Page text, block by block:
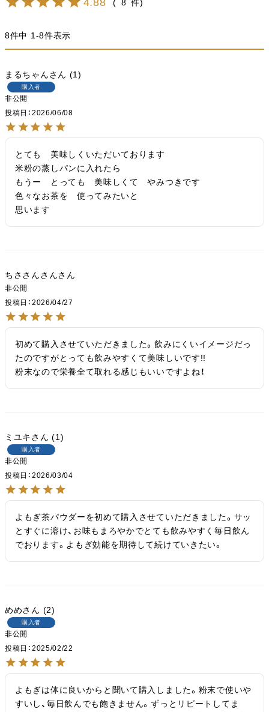
8
8件中 1-8件表示
まるちゃん 1
購入者
非公開
投稿日
2026/06/08
とても　美味しくいただいております
米粉の蒸しパンに入れたら
もうー　とっても　美味しくて　やみつきです
色々なお茶を　使ってみたいと
ちささんさん
非公開
投稿日
2026/04/27
初めて購入させていただきました。飲みにくいイメージだっ
たのですがとっても飲みやすくて美味しいです!!
粉末なので栄養全て取れる感じもいいですよね！
ミユキ 1
購入者
非公開
投稿日
2026/03/04
よもぎ茶パウダーを初めて購入させていただきました。サッ
とすぐに溶け、お味もまろやかでとても飲みやすく毎日飲ん
でおります。よもぎ効能を期待して続けていきたい。
めめ 2
購入者
非公開
投稿日
2025/02/22
よもぎは体に良いからと聞いて購入しました。粉末で使いや
すいし、毎日飲んでも飽きません。ずっとリピートしてま